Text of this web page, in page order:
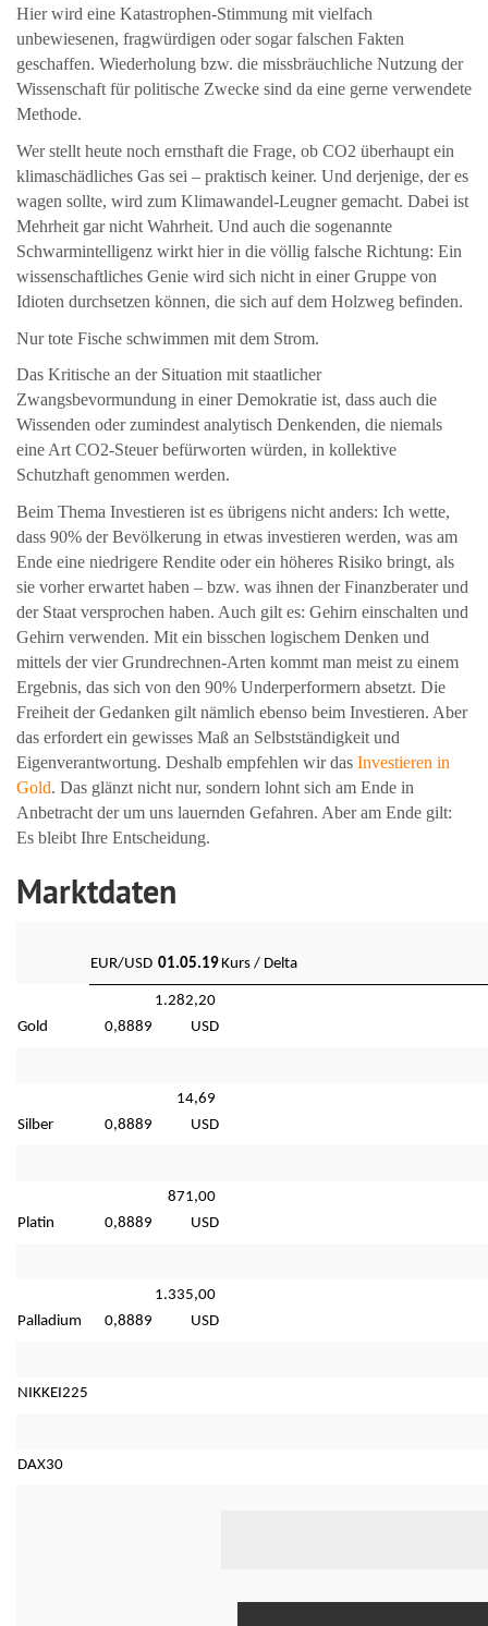
Hier wird eine Katastrophen-Stimmung mit vielfach
unbewiesenen, fragwürdigen oder sogar falschen Fakten
geschaffen. Wiederholung bzw. die missbräuchliche Nutzung der
Wissenschaft für politische Zwecke sind da eine gerne verwendete
Methode.
Wer stellt heute noch ernsthaft die Frage, ob CO2 überhaupt ein
klimaschädliches Gas sei – praktisch keiner. Und derjenige, der es
wagen sollte, wird zum Klimawandel-Leugner gemacht. Dabei ist
Mehrheit gar nicht Wahrheit. Und auch die sogenannte
Schwarmintelligenz wirkt hier in die völlig falsche Richtung: Ein
wissenschaftliches Genie wird sich nicht in einer Gruppe von
Idioten durchsetzen können, die sich auf dem Holzweg befinden.
Nur tote Fische schwimmen mit dem Strom.
Das Kritische an der Situation mit staatlicher
Zwangsbevormundung in einer Demokratie ist, dass auch die
Wissenden oder zumindest analytisch Denkenden, die niemals
eine Art CO2-Steuer befürworten würden, in kollektive
Schutzhaft genommen werden.
Beim Thema Investieren ist es übrigens nicht anders: Ich wette,
dass 90% der Bevölkerung in etwas investieren werden, was am
Ende eine niedrigere Rendite oder ein höheres Risiko bringt, als
sie vorher erwartet haben – bzw. was ihnen der Finanzberater und
der Staat versprochen haben. Auch gilt es: Gehirn einschalten und
Gehirn verwenden. Mit ein bisschen logischem Denken und
mittels der vier Grundrechnen-Arten kommt man meist zu einem
Ergebnis, das sich von den 90% Underperformern absetzt. Die
Freiheit der Gedanken gilt nämlich ebenso beim Investieren. Aber
das erfordert ein gewisses Maß an Selbstständigkeit und
Eigenverantwortung. Deshalb empfehlen wir das Investieren in
Gold. Das glänzt nicht nur, sondern lohnt sich am Ende in
Anbetracht der um uns lauernden Gefahren. Aber am Ende gilt:
Es bleibt Ihre Entscheidung.
Marktdaten
EUR/USD 01.05.19 Kurs / Delta
Gold 0,8889
1.282,20
USD
Silber 0,8889
14,69
USD
Platin 0,8889
871,00
USD
Palladium 0,8889
1.335,00
USD
NIKKEI225
DAX30